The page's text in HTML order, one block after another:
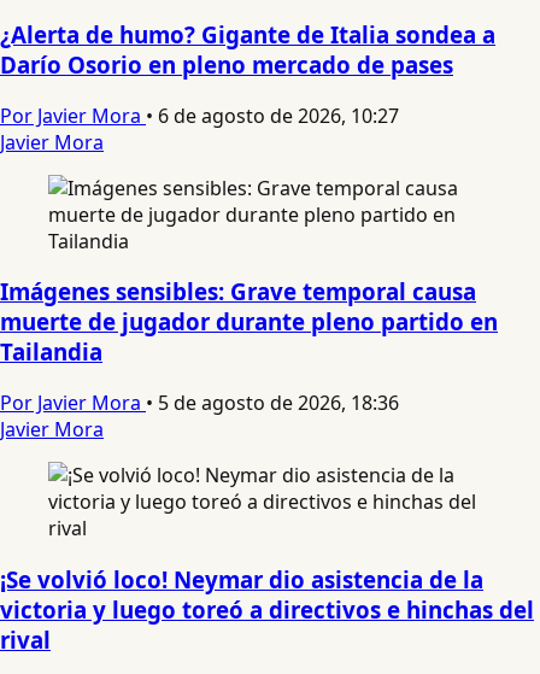
¿Alerta de humo? Gigante de Italia sondea a
Darío Osorio en pleno mercado de pases
Por Javier Mora • 6 de agosto de 2026, 10:27
Javier Mora
Imágenes sensibles: Grave temporal causa
muerte de jugador durante pleno partido en
Tailandia
Por Javier Mora • 5 de agosto de 2026, 18:36
Javier Mora
¡Se volvió loco! Neymar dio asistencia de la
victoria y luego toreó a directivos e hinchas del
rival